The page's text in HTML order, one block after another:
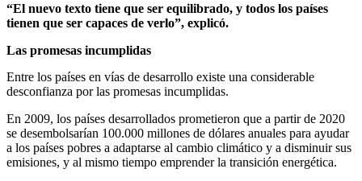
“El nuevo texto tiene que ser equilibrado, y todos los países
tienen que ser capaces de verlo”, explicó.
Las promesas incumplidas
Entre los países en vías de desarrollo existe una considerable
desconfianza por las promesas incumplidas.
En 2009, los países desarrollados prometieron que a partir de 2020
se desembolsarían 100.000 millones de dólares anuales para ayudar
a los países pobres a adaptarse al cambio climático y a disminuir sus
emisiones, y al mismo tiempo emprender la transición energética.